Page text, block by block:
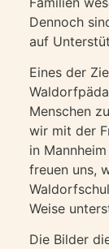
Dennoch
auf
Eines der
Menschen
wir mit der
in
freuen uns,
Weise
Die Bilder